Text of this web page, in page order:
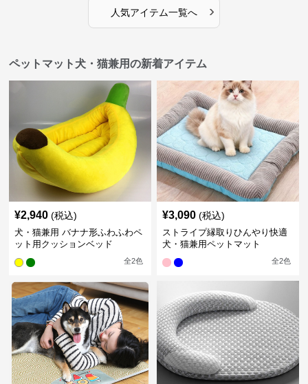
人気アイテム一覧へ ›
ペットマット犬・猫兼用の新着アイテム
¥2,940 (税込)
犬・猫兼用 バナナ形ふわふわペ
ット用クッションベッド
全2色
¥3,090 (税込)
ストライプ縁取りひんやり快適
犬・猫兼用ペットマット
全2色